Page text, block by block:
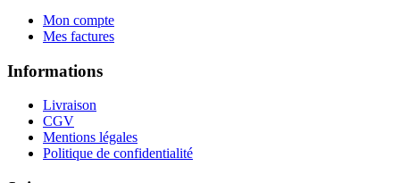
Mon compte
Mes factures
Informations
Livraison
CGV
Mentions légales
Politique de confidentialité